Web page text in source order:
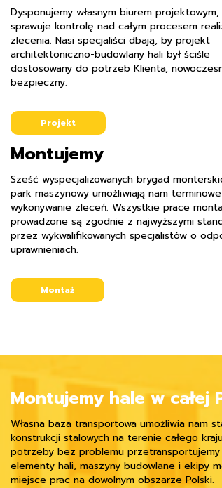
Dysponujemy własnym biurem
sprawuje kontrolę nad całym procesem
zlecenia. Nasi specjaliści dbają, by projekt
architektoniczno-budowlany hali był ściśle
dostosowany do potrzeb Klienta,
bezpieczny.
Projekt
Montujemy
Sześć wyspecjalizowanych brygad
park maszynowy umożliwiają nam terminowe
wykonywanie zleceń. Wszystkie prace
prowadzone są zgodnie z najwyższymi
przez wykwalifikowanych specjalistów o
uprawnieniach.
Montaż
Montujemy hale w całej
Własna baza transportowa umożliwia nam
konstrukcji stalowych na terenie całego
potrzeby bez problemu
elementy hali, maszyny budowlane i ekipy
miejsce prac na dowolnym obszarze Polski.